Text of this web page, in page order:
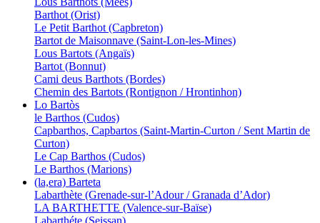
Barthot (Orist)
Le Petit Barthot (Capbreton)
Bartot de Maisonnave (Saint-Lon-les-Mines)
Lous Bartots (Angaïs)
Bartot (Bonnut)
Cami deus Barthots (Bordes)
Chemin des Bartots (Rontignon / Hrontinhon)
Lo Bartòs
le Barthos (Cudos)
Capbarthos, Capbartos (Saint-Martin-Curton / Sent Martin de
Curton)
Le Cap Barthos (Cudos)
Le Barthos (Marions)
(la,era) Barteta
Labarthète (Grenade-sur-l’Adour / Granada d’Ador)
LA BARTHETTE (Valence-sur-Baïse)
Labarthéte (Seissan)